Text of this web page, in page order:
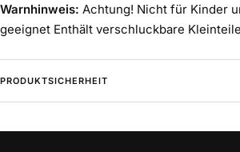
Warnhinweis: Achtung! Nicht für Kinder
geeignet Enthält verschluckbare
PRODUKTSICHERHEIT